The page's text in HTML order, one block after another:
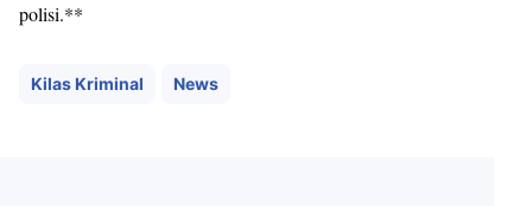
polisi.**
Kilas Kriminal News